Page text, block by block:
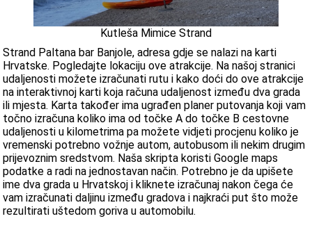
Kutleša Mimice Strand
Strand Paltana bar Banjole, adresa gdje se nalazi na karti
Hrvatske. Pogledajte lokaciju ove atrakcije. Na našoj stranici
udaljenosti možete izračunati rutu i kako doći do ove atrakcije
na interaktivnoj karti koja računa udaljenost između dva grada
ili mjesta. Karta također ima ugrađen planer putovanja koji vam
točno izračuna koliko ima od točke A do točke B cestovne
udaljenosti u kilometrima pa možete vidjeti procjenu koliko je
vremenski potrebno vožnje autom, autobusom ili nekim drugim
prijevoznim sredstvom. Naša skripta koristi Google maps
podatke a radi na jednostavan način. Potrebno je da upišete
ime dva grada u Hrvatskoj i kliknete izračunaj nakon čega će
vam izračunati daljinu između gradova i najkraći put što može
rezultirati uštedom goriva u automobilu.